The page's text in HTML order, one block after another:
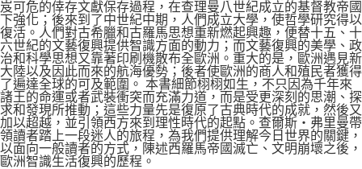
岌可危的倖存文獻保存過程，在查理曼八世紀成立的基督教帝國
下強化；後來到了中世紀中期，人們成立大學，使哲學研究得以
復活。人們對古希臘和古羅馬思想重新燃起興趣，便替十五、十
六世紀的文藝復興提供智識方面的動力；而文藝復興的美學、政
治和科學思想又靠著印刷機散布全歐洲。重大的是，歐洲遇見新
大陸以及因此而來的航海優勢；後者使歐洲的商人和殖民者獲得
了遍達全球的可及範圍。 本書細節栩栩如生，不只因為千年來
諸王的命運或者武裝衝突而充滿力道，而是受更深刻的思潮、探
求和發現所推動；這些力量先是復原了古典時代的成就，然後又
加以超越，並引領西方來到理性時代的起點。查爾斯‧弗里曼帶
領讀者踏上一段迷人的旅程，為我們提供理解今日世界的關鍵，
以面向一般讀者的方式，陳述西羅馬帝國滅亡、文明崩壞之後，
歐洲智識生活復興的歷程。